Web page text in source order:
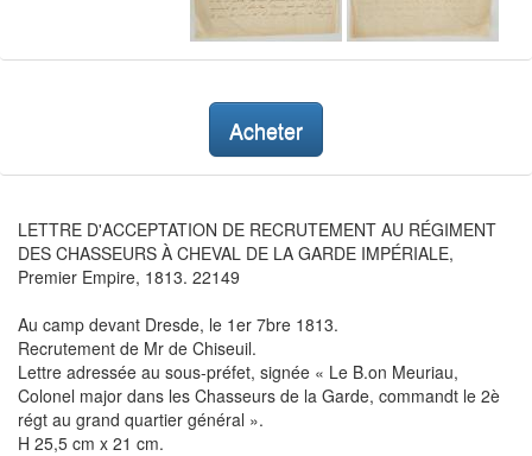
Acheter
LETTRE D'ACCEPTATION DE RECRUTEMENT AU RÉGIMENT
DES CHASSEURS À CHEVAL DE LA GARDE IMPÉRIALE,
Premier Empire, 1813. 22149
Au camp devant Dresde, le 1er 7bre 1813.
Recrutement de Mr de Chiseuil.
Lettre adressée au sous-préfet, signée « Le B.on Meuriau,
Colonel major dans les Chasseurs de la Garde, commandt le 2è
régt au grand quartier général ».
H 25,5 cm x 21 cm.